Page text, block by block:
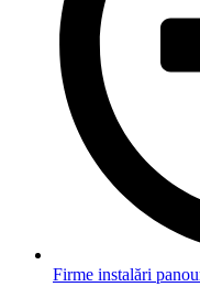
Firme instalări